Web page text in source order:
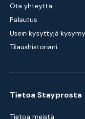
Ota yhteyttä
Palautus
Usein kysyttyjä
Tilaushistoriani
Tietoa Stayprosta
Tietoa meistä